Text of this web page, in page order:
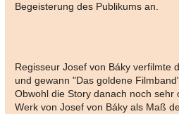
Begeisterung des Publikums an.
Regisseur Josef von Báky verfilmte
und gewann "Das goldene
Obwohl die Story danach noch sehr
Werk von Josef von Báky als Maß